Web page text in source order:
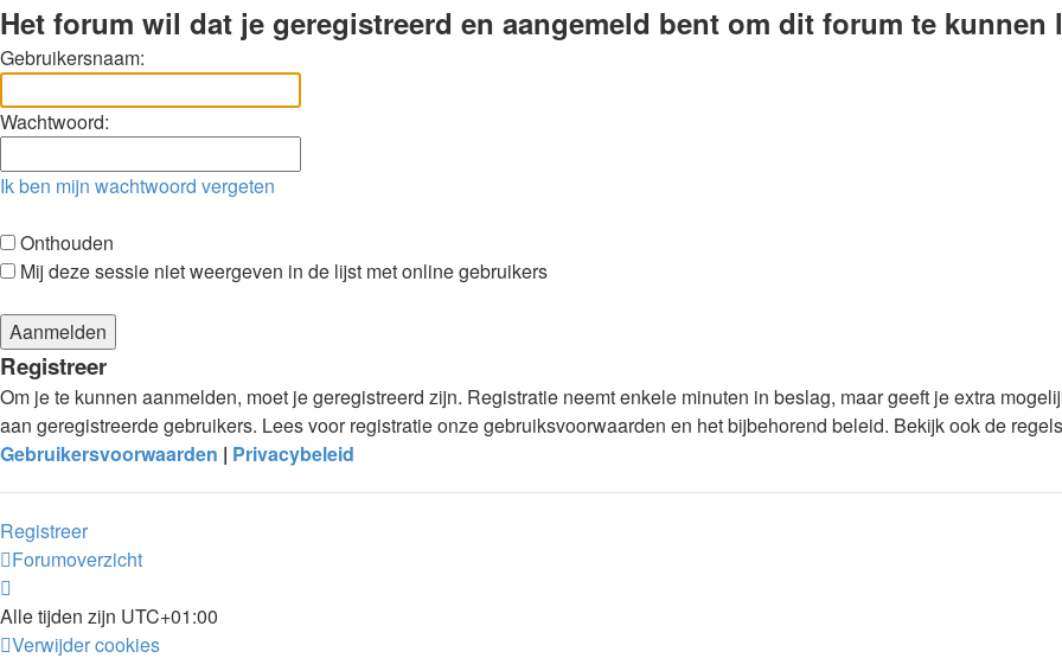
Het forum wil dat je geregistreerd en aangemeld bent om dit forum te kunnen
Gebruikersnaam:
Wachtwoord:
Ik ben mijn wachtwoord vergeten
Onthouden
Mij deze sessie niet weergeven in de lijst met online gebruikers
Registreer
Om je te kunnen aanmelden, moet je geregistreerd zijn. Registratie neemt enkele minuten in beslag, maar geeft je extra
aan geregistreerde gebruikers. Lees voor registratie onze gebruiksvoorwaarden en het bijbehorend beleid. Bekijk ook de
Gebruikersvoorwaarden | Privacybeleid
Registreer
Forumoverzicht
Alle tijden zijn UTC+01:00
Verwijder cookies